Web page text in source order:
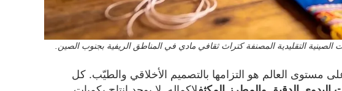
التقليدية المصنفة كتراث ثقافي مادي في المناطق الريفية بجنوب الصين.
مستوى العالم هو التزامها بالتصميم الأخلاقي والطيّب. كل